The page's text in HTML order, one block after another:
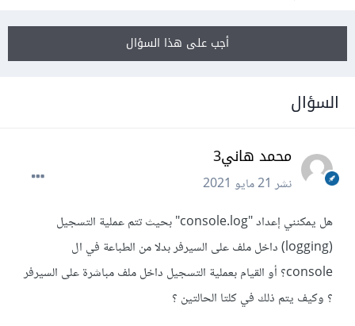
أجب على هذا السؤال
السؤال
محمد هاني3
نشر21 مايو 2021
هل يمكنني إعداد "console.log" بحيث تتم عملية التسجيل
(logging) داخل ملف على السيرفر بدلا من الطباعة في ال
console؟ أو القيام بعملية التسجيل داخل ملف مباشرة على السيرفر
؟ وكيف يتم ذلك في كلتا الحالتين ؟